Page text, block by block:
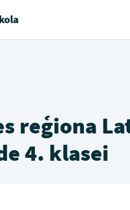
reģiona
4. klasei